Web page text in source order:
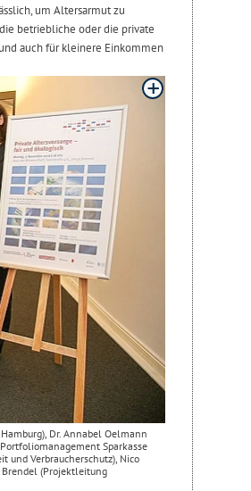
um Altersarmut zu
betriebliche oder die private
auch für kleinere Einkommen
Dr. Annabel Oelmann
Sparkasse
und Verbraucherschutz), Nico
(Projektleitung